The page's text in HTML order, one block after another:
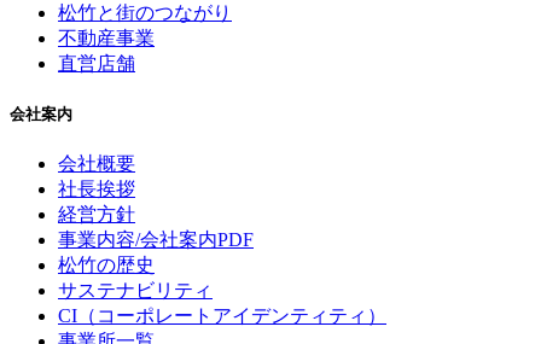
松竹と街のつながり
不動産事業
直営店舗
会社案内
会社概要
社長挨拶
経営方針
事業内容/会社案内PDF
松竹の歴史
サステナビリティ
CI（コーポレートアイデンティティ）